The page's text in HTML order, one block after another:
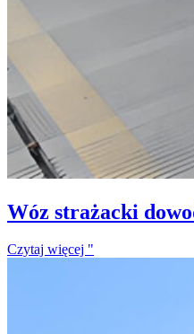
Wóz strażacki
Czytaj więcej "